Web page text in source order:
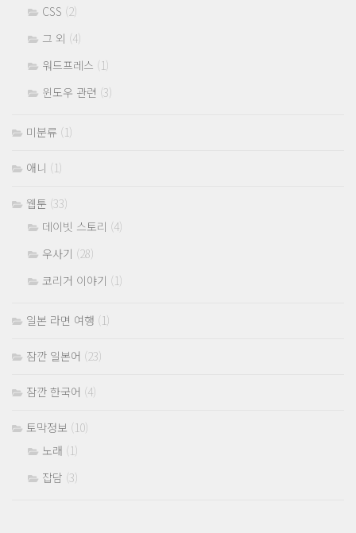
CSS (2)
그 외 (4)
워드프레스 (1)
윈도우 관련 (3)
미분류 (1)
애니 (1)
웹툰 (33)
데이빗 스토리 (4)
우사기 (28)
코리거 이야기 (1)
일본 라면 여행 (1)
잠깐 일본어 (23)
잠깐 한국어 (4)
토막정보 (10)
노래 (1)
잡담 (3)